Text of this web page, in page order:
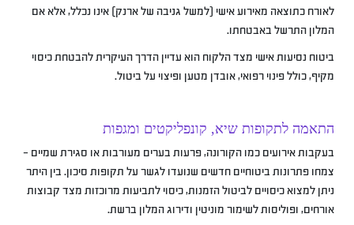
לאורח כתוצאה מאירוע אישי (למשל גניבה של ארנק) אינו נכלל, אלא אם
המלון התרשל באבטחתו.
ביטוח נסיעות אישי מצד הלקוח הוא עדיין הדרך העיקרית להבטחת כיסוי
מקיף, כולל פינוי רפואי, אובדן מטען ופיצוי על ביטול.
התאמה לתקופות שיא, קונפליקטים ומגפות
בעקבות אירועים כמו הקורונה, פרעות בערים מעורבות או סגירת שמיים –
צמחו פתרונות ביטוחיים חדשים שנועדו לגשר על תקופות סיכון. בין היתר
ניתן למצוא כיסויים לביטול הזמנות, כיסוי לתביעות מרוכזות מצד קבוצות
אורחים, ופוליסות לשימור מוניטין ודירוג המלון ברשת.